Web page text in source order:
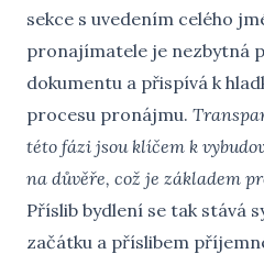
sekce s uvedením celého
pronajímatele je nezbytná
dokumentu a přispívá k
procesu pronájmu.
této fázi jsou klíčem k
na důvěře, což je základem
Příslib bydlení se tak stává
začátku a příslibem